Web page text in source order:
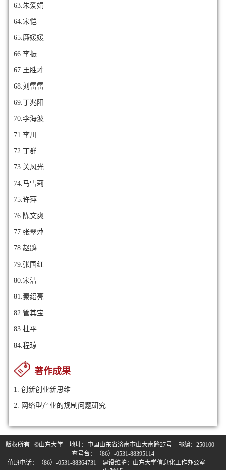
63.朱爱娟
64.宋恺
65.廉媛媛
66.李振
67.王胜才
68.刘雷雷
69.丁兆阳
70.李海波
71.李川
72.丁群
73.关风光
74.马雪莉
75.许萍
76.陈文爽
77.张翠萍
78.赵鹍
79.张国红
80.宋洁
81.秦绍亮
82.管其宝
83.杜平
84.程琼
著作成果
1. 创新创业新思维
2. 网络型产业的规制问题研究
版权所有 ©山东大学 地址：中国山东省济南市山大南路27号 邮编：250100
查号台：（86）-0531-88395114
值班电话：（86）-0531-88364731 建设维护：山东大学信息化工作办公室